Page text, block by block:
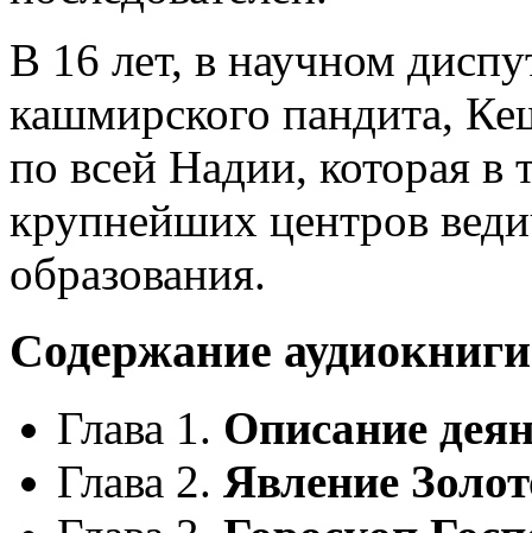
В 16 лет, в научном
кашмирского пандита,
по всей Надии, которая в
крупнейших центров
образования.
Содержание аудиокниги
Глава 1. Описание
Глава 2. Явление